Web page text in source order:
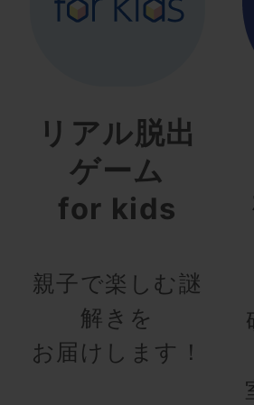
リアル脱出
ゲーム
for kids
親子で楽しむ謎
解きを
お届けします！